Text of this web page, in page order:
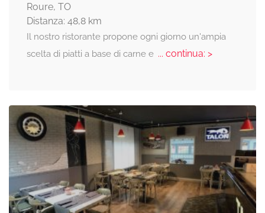
Roure, TO
Distanza: 48,8 km
Il nostro ristorante propone ogni giorno un'ampia
scelta di piatti a base di carne e... continua: >